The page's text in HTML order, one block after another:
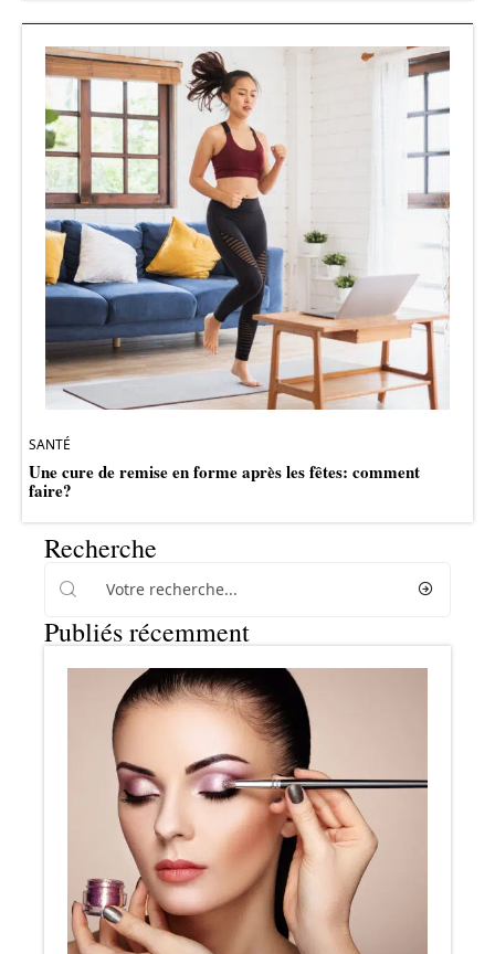
SANTÉ
Une cure de remise en forme après les fêtes: comment
faire?
Recherche
Publiés récemment